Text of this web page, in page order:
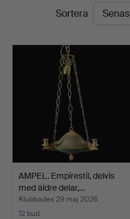
SlutpriserSortera
AMPEL. Empirestil, delvis
med äldre delar,…
Klubbades 29 maj 2026
12 bud